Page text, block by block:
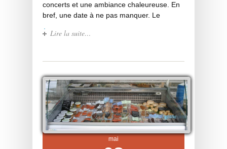
concerts et une ambiance chaleureuse. En
bref, une date à ne pas manquer. Le
Lire la suite…
mai